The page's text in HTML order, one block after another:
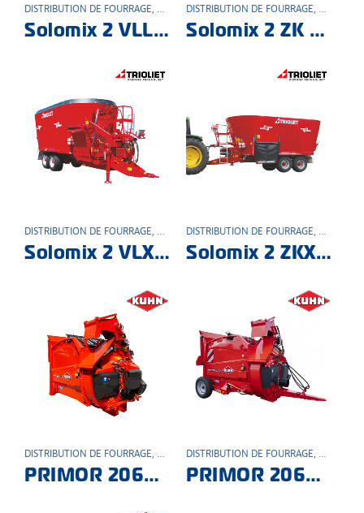
DISTRIBUTION DE FOURRAGE, MATÉRIEL AGRICOLE
Solomix 2 VLL Mélangeuse
DISTRIBUTION DE FOURRAGE,
Solomix 2 ZK Mélangeuse
DISTRIBUTION DE FOURRAGE, MATÉRIEL AGRICOLE
Solomix 2 VLX Mélangeuse
DISTRIBUTION DE FOURRAGE,
Solomix 2 ZKX mélangeuse
DISTRIBUTION DE FOURRAGE, MATÉRIEL AGRICOLE
PRIMOR 2060 M portée
DISTRIBUTION DE FOURRAGE,
PRIMOR 2060 M semi-portée